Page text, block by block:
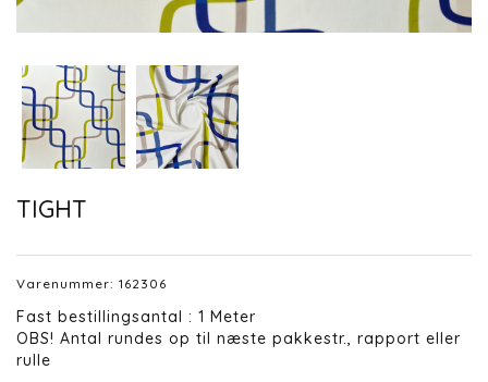
TIGHT
Varenummer: 162306
Fast bestillingsantal : 1 Meter
OBS! Antal rundes op til næste pakkestr., rapport eller
rulle